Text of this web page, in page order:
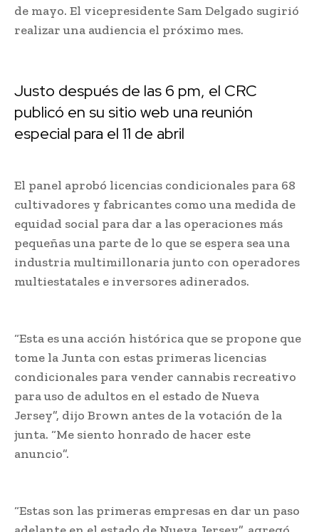
de mayo. El vicepresidente Sam Delgado sugirió
realizar una audiencia el próximo mes.
Justo después de las 6 pm, el CRC
publicó en su sitio web una reunión
especial para el 11 de abril
El panel aprobó licencias condicionales para 68
cultivadores y fabricantes como una medida de
equidad social para dar a las operaciones más
pequeñas una parte de lo que se espera sea una
industria multimillonaria junto con operadores
multiestatales e inversores adinerados.
“Esta es una acción histórica que se propone que
tome la Junta con estas primeras licencias
condicionales para vender cannabis recreativo
para uso de adultos en el estado de Nueva
Jersey”, dijo Brown antes de la votación de la
junta. “Me siento honrado de hacer este
anuncio”.
“Estas son las primeras empresas en dar un paso